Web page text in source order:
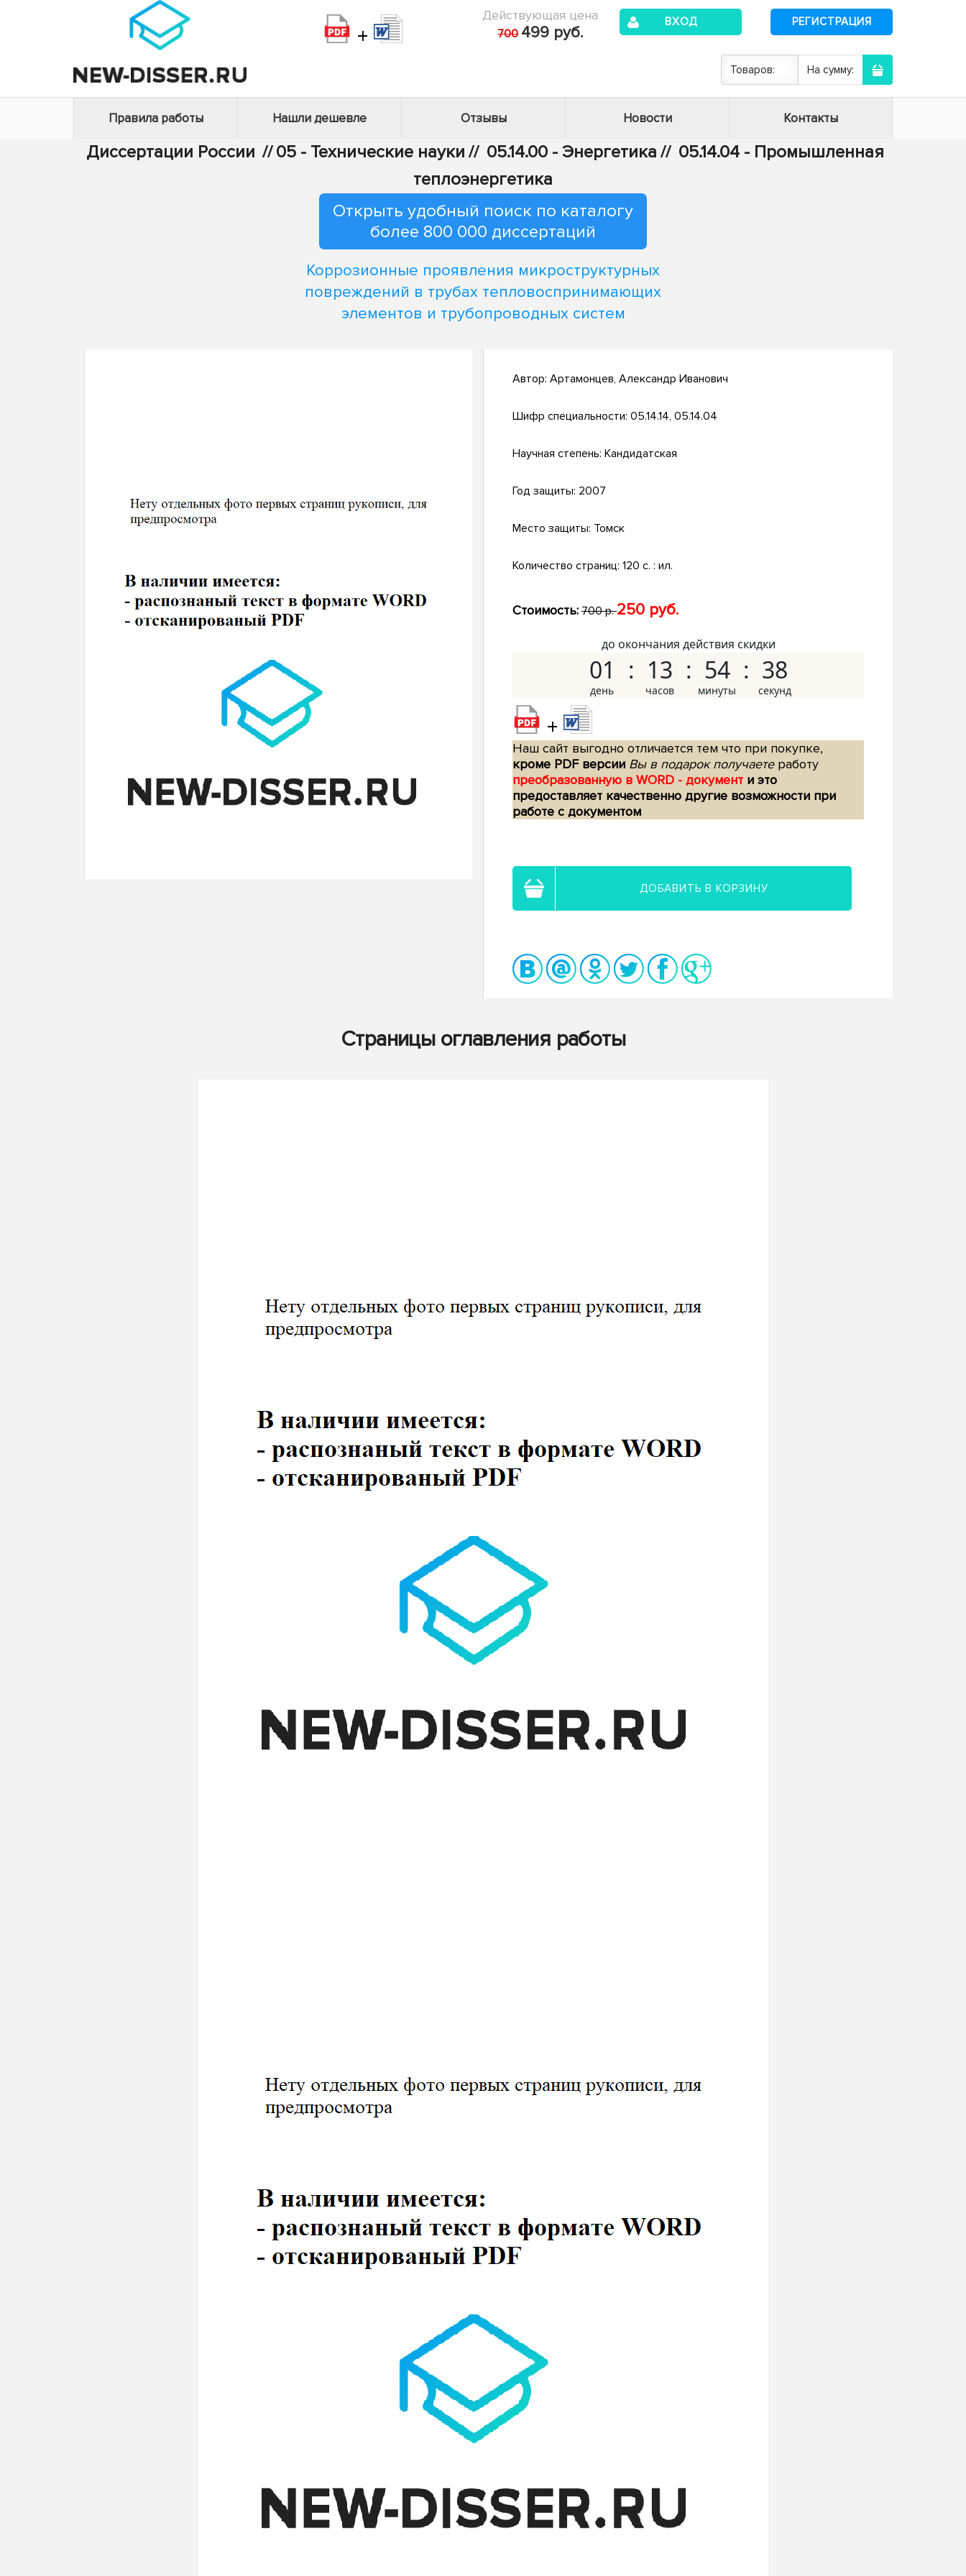
+
Действующая цена
700 499 руб.
ВХОД РЕГИСТРАЦИЯ
Товаров: На сумму:
Правила работы Нашли дешевле Отзывы Новости Контакты
Диссертации России // 05 - Технические науки // 05.14.00 - Энергетика // 05.14.04 - Промышленная
теплоэнергетика
Открыть удобный поиск по каталогу
более 800 000 диссертаций
Коррозионные проявления микроструктурных
повреждений в трубах тепловоспринимающих
элементов и трубопроводных систем
Автор: Артамонцев, Александр Иванович
Шифр специальности: 05.14.14, 05.14.04
Научная степень: Кандидатская
Год защиты: 2007
Место защиты: Томск
Количество страниц: 120 с. : ил.
Стоимость: 700 р.250 руб.
до окончания действия скидки
01 13 54 37
+
Наш сайт выгодно отличается тем что при покупке,
кроме PDF версии Вы в подарок получаетеработу
преобразованную в WORD - документ и это
предоставляет качественно другие возможности при
работе с документом
ДОБАВИТЬ В КОРЗИНУ
Страницы оглавления работы